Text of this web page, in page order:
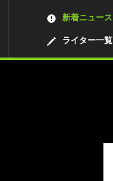
ライター一覧
新着ニュース